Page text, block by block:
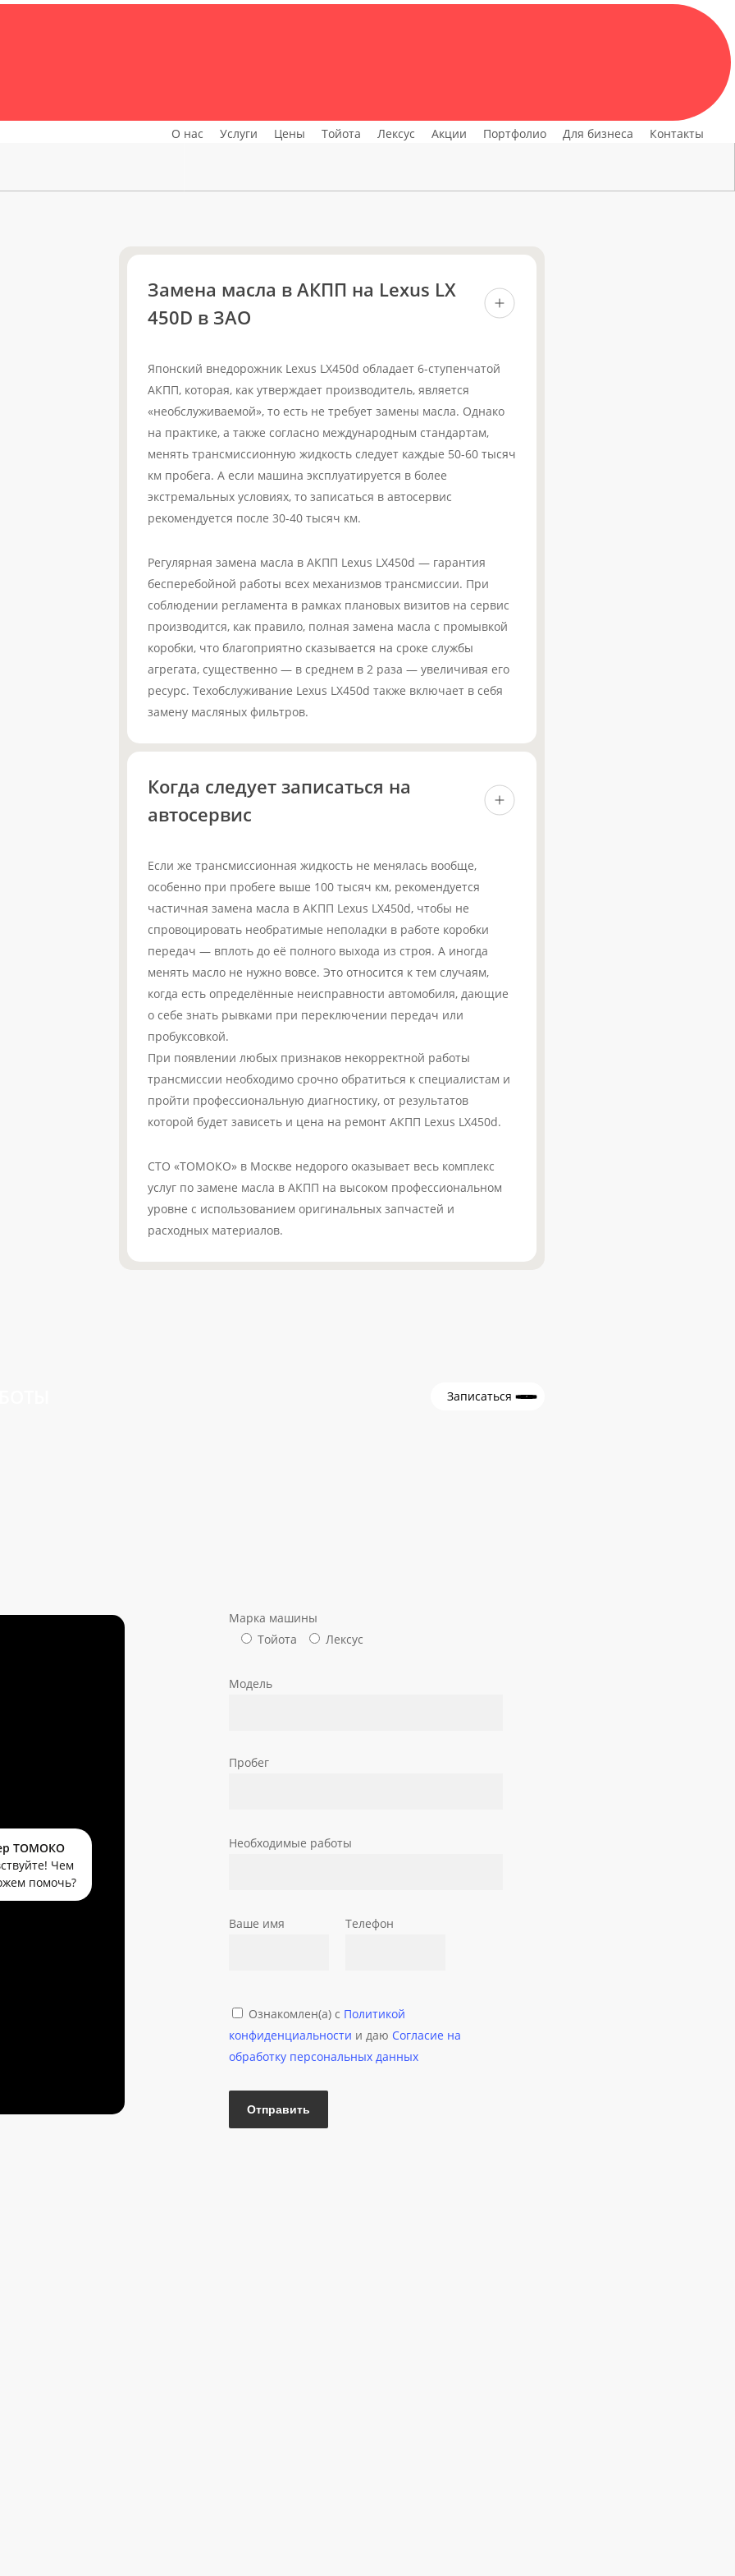
О нас
Услуги Цены Тойота Лексус Акции Портфолио Для бизнеса Контакты
Замена масла в АКПП на Lexus LX
450D в ЗАО
Японский внедорожник Lexus LX450d обладает 6-ступенчатой
АКПП, которая, как утверждает производитель, является
«необслуживаемой», то есть не требует замены масла. Однако
на практике, а также согласно международным стандартам,
менять трансмиссионную жидкость следует каждые 50-60 тысяч
км пробега. А если машина эксплуатируется в более
экстремальных условиях, то записаться в автосервис
рекомендуется после 30-40 тысяч км.
Регулярная замена масла в АКПП Lexus LX450d — гарантия
бесперебойной работы всех механизмов трансмиссии. При
соблюдении регламента в рамках плановых визитов на сервис
производится, как правило, полная замена масла с промывкой
коробки, что благоприятно сказывается на сроке службы
агрегата, существенно — в среднем в 2 раза — увеличивая его
ресурс. Техобслуживание Lexus LX450d также включает в себя
замену масляных фильтров.
Когда следует записаться на
автосервис
Если же трансмиссионная жидкость не менялась вообще,
особенно при пробеге выше 100 тысяч км, рекомендуется
частичная замена масла в АКПП Lexus LX450d, чтобы не
спровоцировать необратимые неполадки в работе коробки
передач — вплоть до её полного выхода из строя. А иногда
менять масло не нужно вовсе. Это относится к тем случаям,
когда есть определённые неисправности автомобиля, дающие
о себе знать рывками при переключении передач или
пробуксовкой.
При появлении любых признаков некорректной работы
трансмиссии необходимо срочно обратиться к специалистам и
пройти профессиональную диагностику, от результатов
которой будет зависеть и цена на ремонт АКПП Lexus LX450d.
СТО «ТОМОКО» в Москве недорого оказывает весь комплекс
услуг по замене масла в АКПП на высоком профессиональном
уровне с использованием оригинальных запчастей и
расходных материалов.
Записаться
ТОМОКО
Чем
помочь?
Марка машины
Тойота
Лексус
Модель
Пробег
Необходимые работы
Ваше имя Телефон
Ознакомлен(а) с Политикой
конфиденциальности и даю Согласие на
обработку персональных данных